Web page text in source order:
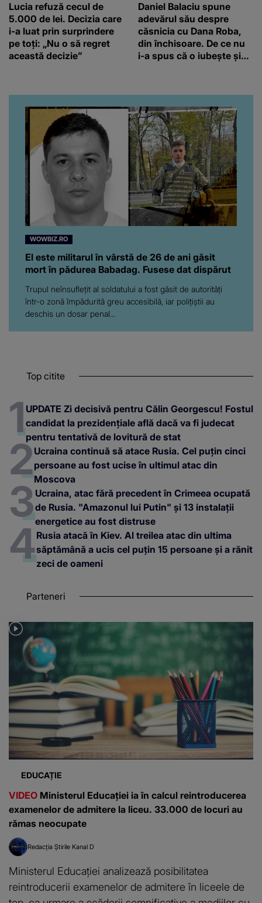
Lucia refuză cecul de
5.000 de lei. Decizia care
i-a luat prin surprindere
pe toți: „Nu o să regret
această decizie”
Daniel Balaciu spune
adevărul său despre
căsnicia cu Dana Roba,
din închisoare. De ce nu
i-a spus că o iubește și
“Am suflet mare. Eu am
ajutat-o.”
WOWBIZ.RO
El este militarul în vârstă de 26 de ani găsit
mort în pădurea Babadag. Fusese dat dispărut
Trupul neînsuflețit al soldatului a fost găsit de autorități
într-o zonă împădurită greu accesibilă, iar polițiștii au
deschis un dosar penal...
Top citite
UPDATE Zi decisivă pentru Călin Georgescu! Fostul
candidat la prezidențiale află dacă va fi judecat
pentru tentativă de lovitură de stat
Ucraina continuă să atace Rusia. Cel puțin cinci
persoane au fost ucise în ultimul atac din
Moscova
Ucraina, atac fără precedent în Crimeea ocupată
de Rusia. "Amazonul lui Putin" și 13 instalații
energetice au fost distruse
Rusia atacă în Kiev. Al treilea atac din ultima
săptămână a ucis cel puțin 15 persoane și a rănit
zeci de oameni
Parteneri
EDUCAȚIE
VIDEO Ministerul Educației ia în calcul reintroducerea
examenelor de admitere la liceu. 33.000 de locuri au
rămas neocupate
Redacția Știrile Kanal D
Ministerul Educației analizează posibilitatea
reintroducerii examenelor de admitere în liceele de